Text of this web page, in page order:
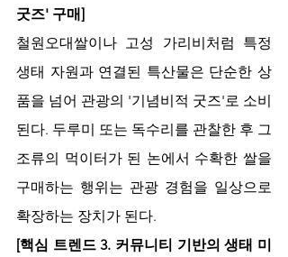
굿즈' 구매]
철원오대쌀이나 고성 가리비처럼 특정
생태 자원과 연결된 특산물은 단순한 상
품을 넘어 관광의 '기념비적 굿즈'로 소비
된다. 두루미 또는 독수리를 관찰한 후 그
조류의 먹이터가 된 논에서 수확한 쌀을
구매하는 행위는 관광 경험을 일상으로
확장하는 장치가 된다.
[핵심 트렌드 3. 커뮤니티 기반의 생태 미